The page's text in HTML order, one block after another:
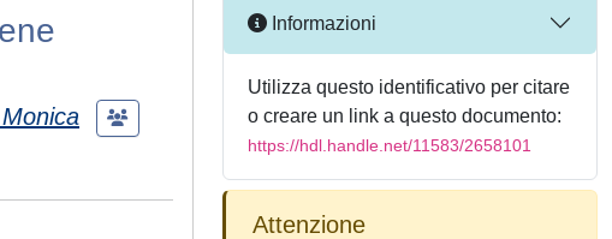
Informazioni
Utilizza questo identificativo per citare
o creare un link a questo documento:
https://hdl.handle.net/11583/2658101
Attenzione